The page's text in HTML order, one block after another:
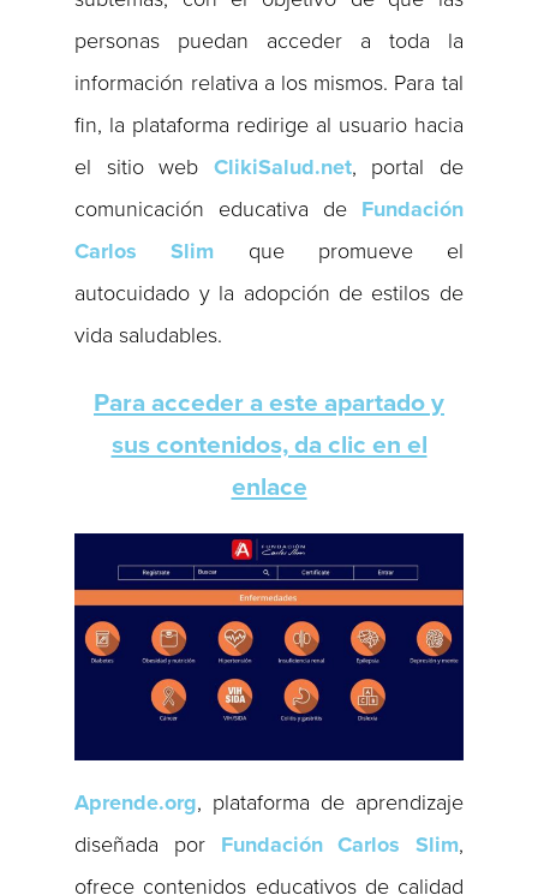
personas puedan acceder a toda la
información relativa a los mismos. Para tal
fin, la plataforma redirige al usuario hacia
el sitio web ClikiSalud.net, portal de
comunicación educativa de Fundación
Carlos Slim que promueve el
autocuidado y la adopción de estilos de
vida saludables.
Para acceder a este apartado y
sus contenidos, da clic en el
enlace
Aprende.org, plataforma de aprendizaje
diseñada por Fundación Carlos Slim,
ofrece contenidos educativos de calidad